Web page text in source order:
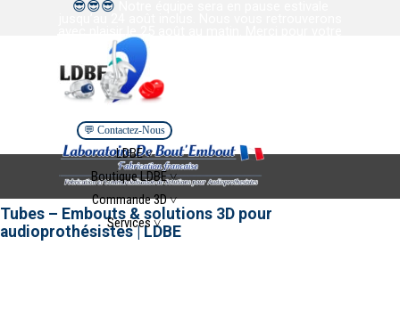
Aller au contenu
😎😎😎
confiance et votre collaboration. Bel été à tous.
💬 Contactez-Nous
Sauter le menu
LDBE ˅
▼
Boutique LDBE ˅
▼
Commande 3D ˅
▼
Services ˅
▼
Tubes – Embouts & solutions 3D pour
audioprothésistes | LDBE